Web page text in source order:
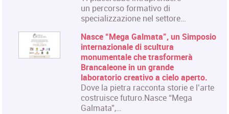
un percorso formativo di
specializzazione nel settore…
Nasce “Mega Galmata”, un Simposio
internazionale di scultura
monumentale che trasformerà
Brancaleone in un grande
laboratorio creativo a cielo aperto.
Dove la pietra racconta storie e l’arte
costruisce futuro.Nasce “Mega
Galmata”,…